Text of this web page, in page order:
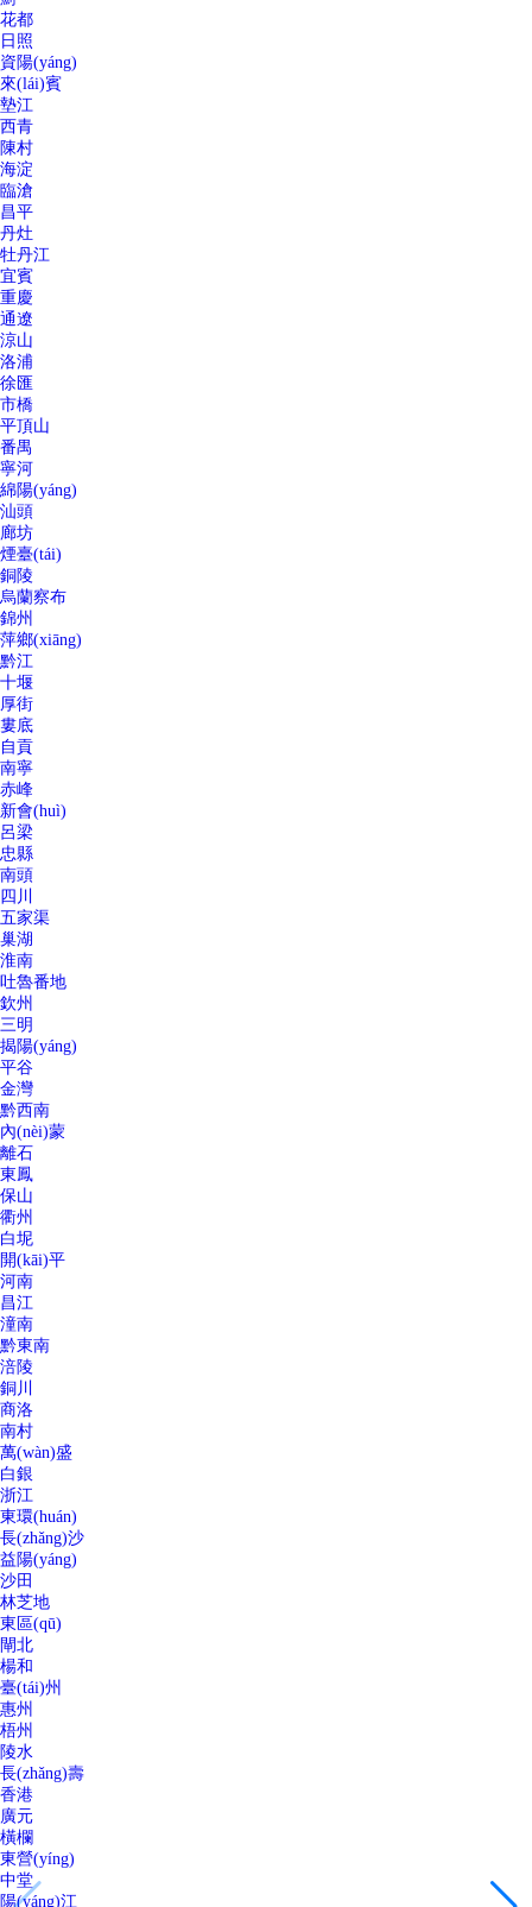
花都
日照
資陽(yáng)
來(lái)賓
墊江
西青
陳村
海淀
臨滄
昌平
丹灶
牡丹江
宜賓
重慶
通遼
涼山
洛浦
徐匯
市橋
平頂山
番禺
寧河
綿陽(yáng)
汕頭
廊坊
煙臺(tái)
銅陵
烏蘭察布
錦州
萍鄉(xiāng)
黔江
十堰
厚街
婁底
自貢
南寧
赤峰
新會(huì)
呂梁
忠縣
南頭
四川
五家渠
巢湖
淮南
吐魯番地
欽州
三明
揭陽(yáng)
平谷
金灣
黔西南
內(nèi)蒙
離石
東鳳
保山
衢州
白坭
開(kāi)平
河南
昌江
潼南
黔東南
涪陵
銅川
商洛
南村
萬(wàn)盛
白銀
浙江
東環(huán)
長(zhǎng)沙
益陽(yáng)
沙田
林芝地
東區(qū)
閘北
楊和
臺(tái)州
惠州
梧州
陵水
長(zhǎng)壽
香港
廣元
橫欄
東營(yíng)
中堂
陽(yáng)江